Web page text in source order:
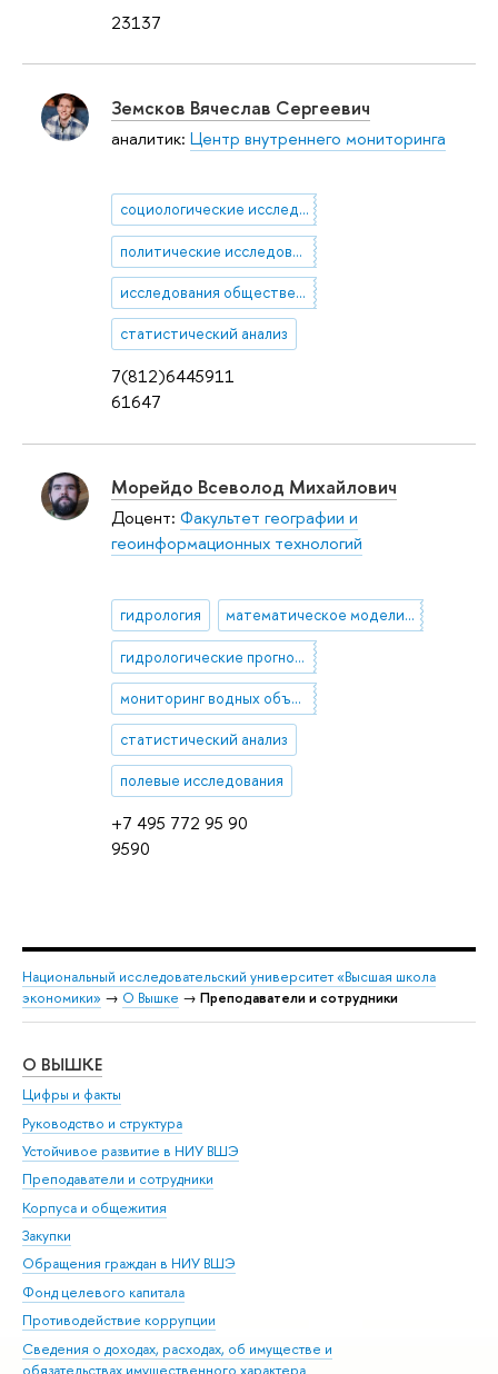
23137
7(812)6445911
61647
Земсков Вячеслав Сергеевич
аналитик: Центр внутреннего мониторинга
социологические исследования
политические исследования
исследования общественного мнения
статистический анализ
+7 495 772 95 90
9590
Морейдо Всеволод Михайлович
Доцент: Факультет географии и
геоинформационных технологий
гидрология математическое моделирование в естественных науках
гидрологические прогнозы
мониторинг водных объектов
статистический анализ
полевые исследования
Национальный исследовательский университет «Высшая школа
экономики» → О Вышке → Преподаватели и сотрудники
О ВЫШКЕ
Цифры и факты
Руководство и структура
Устойчивое развитие в НИУ ВШЭ
Преподаватели и сотрудники
Корпуса и общежития
Закупки
Обращения граждан в НИУ ВШЭ
Фонд целевого капитала
Противодействие коррупции
Сведения о доходах, расходах, об имуществе и
обязательствах имущественного характера